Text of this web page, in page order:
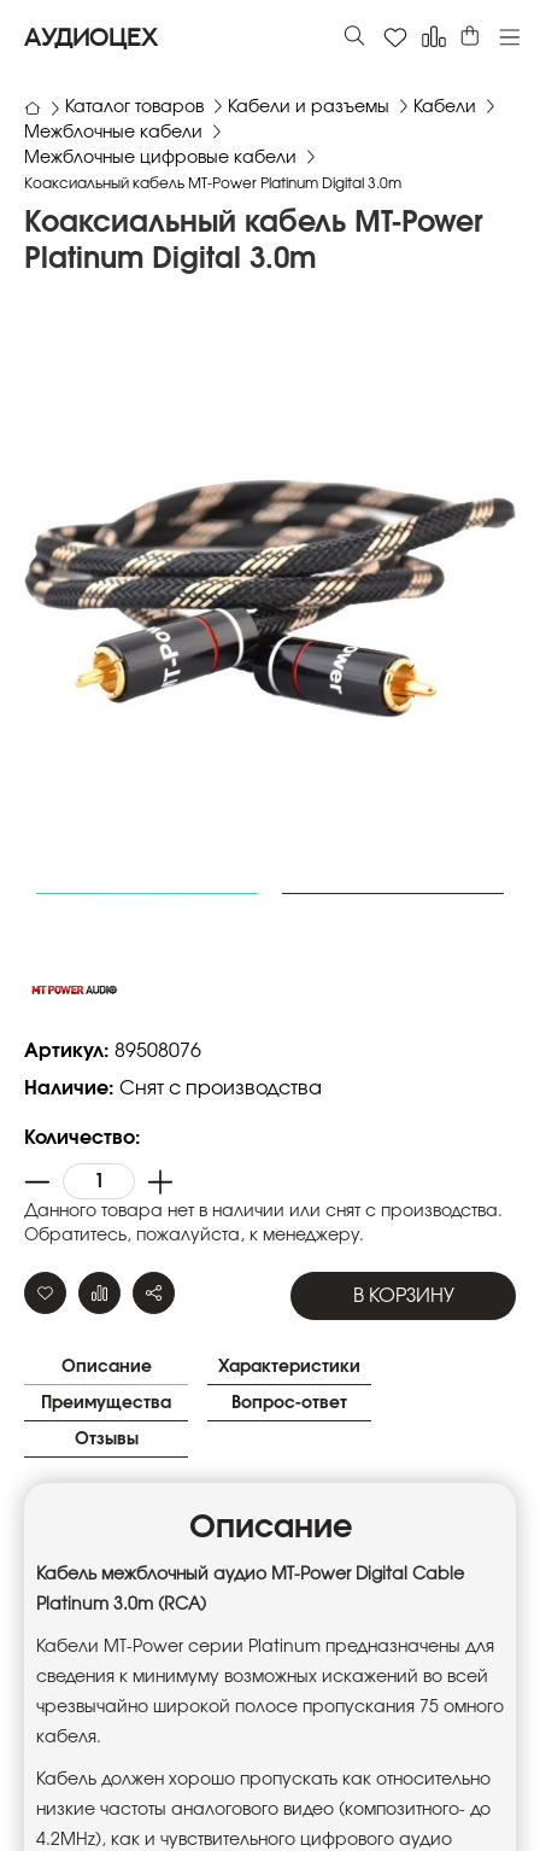
АУДИОЦЕХ
Каталог товаров Кабели и разъемы
Кабели
Межблочные кабели
Межблочные цифровые кабели
Коаксиальный кабель MT-Power Platinum Digital 3.0m
Коаксиальный кабель MT-Power
Platinum Digital 3.0m
Артикул: 89508076
Наличие: Снят с производства
Количество:
Данного товара нет в наличии или снят с производства.
Обратитесь, пожалуйста, к менеджеру.
В КОРЗИНУ
Описание Характеристики
Преимущества Вопрос-ответ
Отзывы
Описание
Кабель межблочный аудио MT-Power Digital Cable
Platinum 3.0m (RCA)
Кабели MT -Power серии Platinum предназначены для
сведения к минимуму возможных искажений во всей
чрезвычайно широкой полосе пропускания 75 омного
кабеля.
Кабель должен хорошо пропускать как относительно
низкие частоты аналогового видео (композитного- до
4.2 MHz), как и чувствительного цифрового аудио